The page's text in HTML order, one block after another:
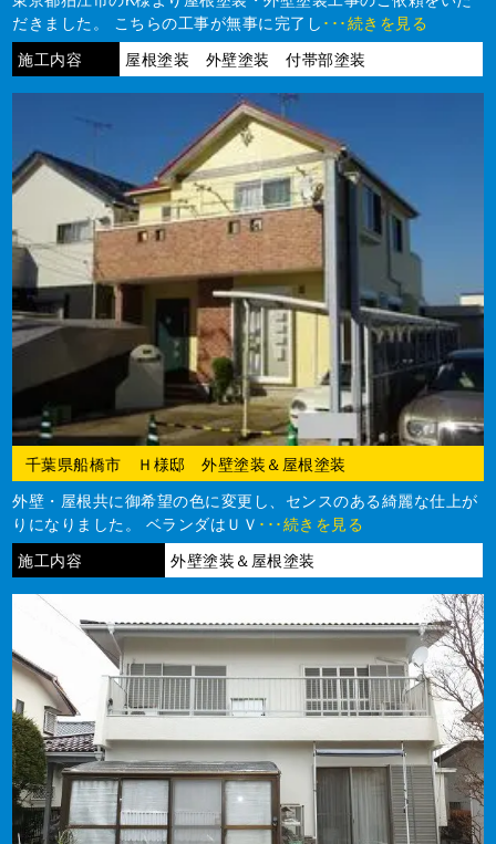
だきました。 こちらの工事が無事に完了し ･･･続きを見る
施工内容
屋根塗装 外壁塗装 付帯部塗装
千葉県船橋市 Ｈ様邸 外壁塗装＆屋根塗装
外壁・屋根共に御希望の色に変更し、センスのある綺麗な仕上が
りになりました。 ベランダはＵＶ ･･･続きを見る
施工内容
外壁塗装＆屋根塗装